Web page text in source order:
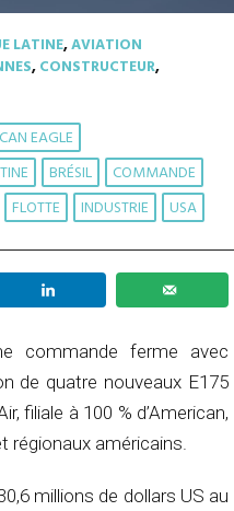
LATINE,AVIATION
,CONSTRUCTEUR,
EAGLE
BRÉSIL
COMMANDE
FLOTTE INDUSTRIE USA
commande ferme avec
de quatre nouveaux E175
filiale à 100 % d’American,
régionaux américains.
millions de dollars US au